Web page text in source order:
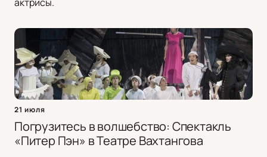
актрисы.
21 июля
Погрузитесь в волшебство: Спектакль
«Питер Пэн» в Театре Вахтангова